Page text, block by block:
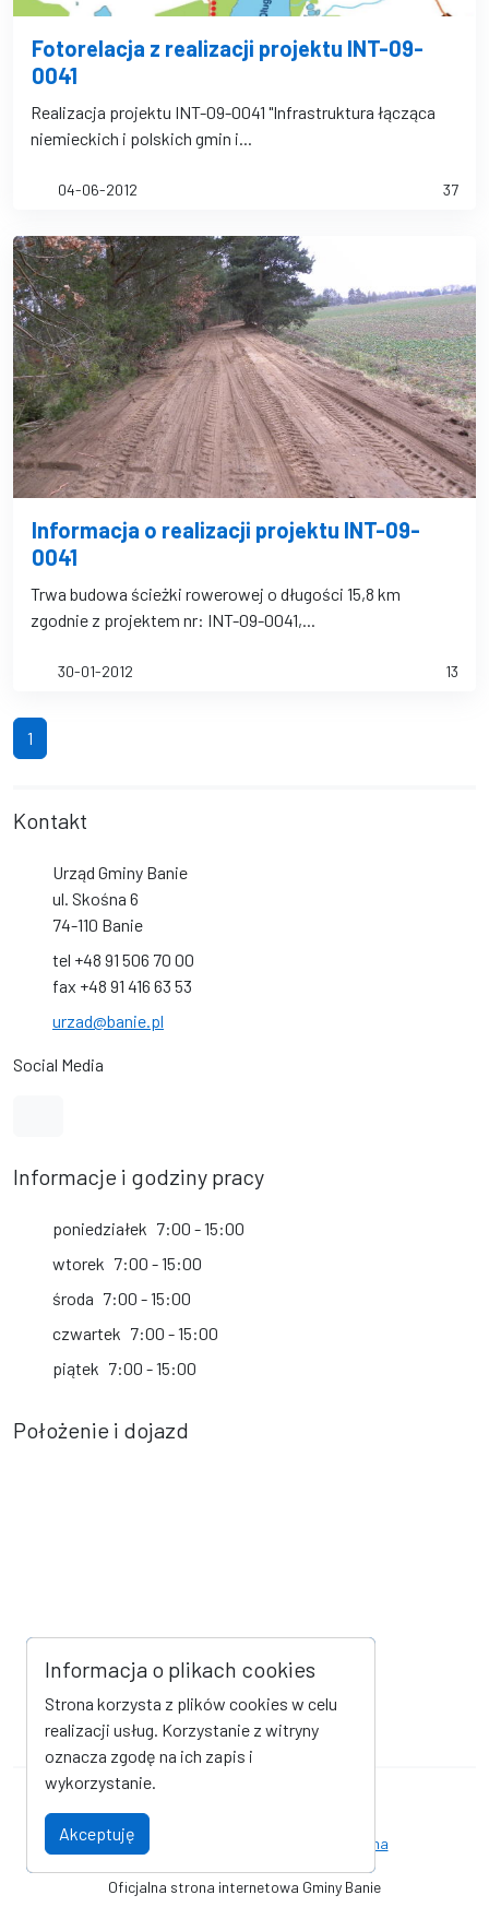
Fotorelacja z realizacji projektu INT-09-
0041
Realizacja projektu INT-09-0041 "Infrastruktura łącząca
niemieckich i polskich gmin i...
04-06-2012 37
Informacja o realizacji projektu INT-09-
0041
Trwa budowa ścieżki rowerowej o długości 15,8 km
zgodnie z projektem nr: INT-09-0041,...
30-01-2012 13
1
Kontakt
Urząd Gminy Banie
ul. Skośna 6
74-110 Banie
tel +48 91 506 70 00
fax +48 91 416 63 53
urzad@banie.pl
Social Media
Informacje i godziny pracy
poniedziałek 7:00 - 15:00
wtorek 7:00 - 15:00
środa 7:00 - 15:00
czwartek 7:00 - 15:00
piątek 7:00 - 15:00
Położenie i dojazd
Oficjalna strona internetowa Gminy Banie
Deklaracja dostępności Strona archiwalna
Informacja o plikach cookies
Strona korzysta z plików cookies w celu
realizacji usług. Korzystanie z witryny
oznacza zgodę na ich zapis i
wykorzystanie.
Akceptuję